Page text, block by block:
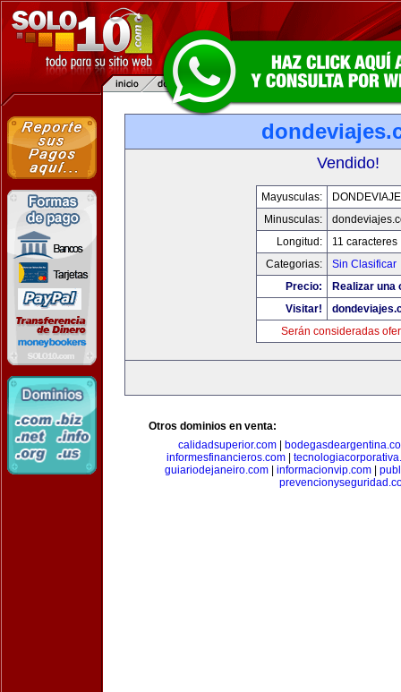
Vendido!
Mayusculas:
Minusculas:
Longitud:
11 caracteres
Categorias:
Sin Clasificar
Precio:
Realizar una
Visitar!
Serán consideradas
Otros dominios en venta:
calidadsuperior.com
informesfinancieros.com
guiariodejaneiro.com| informacionvip.com|